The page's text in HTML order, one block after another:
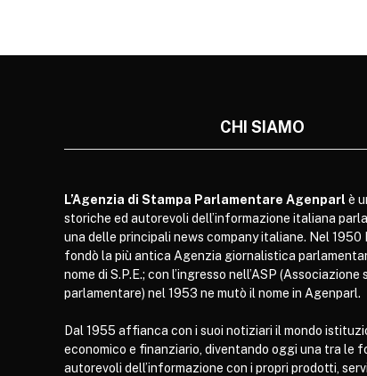
CHI SIAMO
L’Agenzia di Stampa Parlamentare Agenparl è
storiche ed autorevoli dell’informazione italiana
una delle principali news company italiane. Nel 1950
fondò la più antica Agenzia giornalistica
nome di S.P.E.; con l’ingresso nell’ASP (Associazione
parlamentare) nel 1953 ne mutò il nome in Agenparl.
Dal 1955 affianca con i suoi notiziari il mondo
economico e finanziario, diventando oggi una tra le
autorevoli dell’informazione con i propri prodotti,